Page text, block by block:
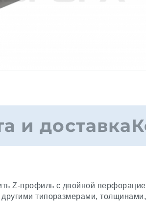
и доставка
Z-профиль с двойной
другими типоразмерами,